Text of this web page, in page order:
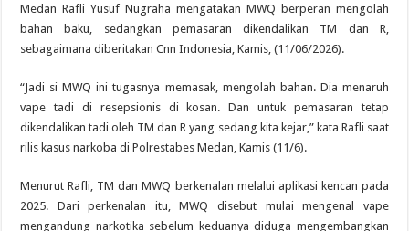
Medan Rafli Yusuf Nugraha mengatakan MWQ berperan mengolah
bahan baku, sedangkan pemasaran dikendalikan TM dan R,
sebagaimana diberitakan Cnn Indonesia, Kamis, (11/06/2026).
“Jadi si MWQ ini tugasnya memasak, mengolah bahan. Dia menaruh
vape tadi di resepsionis di kosan. Dan untuk pemasaran tetap
dikendalikan tadi oleh TM dan R yang sedang kita kejar,” kata Rafli saat
rilis kasus narkoba di Polrestabes Medan, Kamis (11/6).
Menurut Rafli, TM dan MWQ berkenalan melalui aplikasi kencan pada
2025. Dari perkenalan itu, MWQ disebut mulai mengenal vape
mengandung narkotika sebelum keduanya diduga mengembangkan